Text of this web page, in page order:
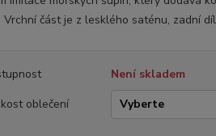
Vrchní část je z lesklého saténu, zadní díl
Není skladem
oblečení